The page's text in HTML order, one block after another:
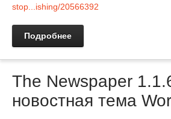
stop...ishing/20566392
Подробнее
The Newspaper
новостная тема